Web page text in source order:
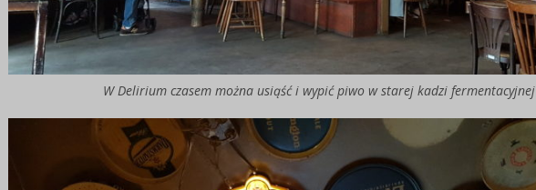
W Delirium czasem można usiąść i wypić piwo w starej kadzi fermentacyjnej